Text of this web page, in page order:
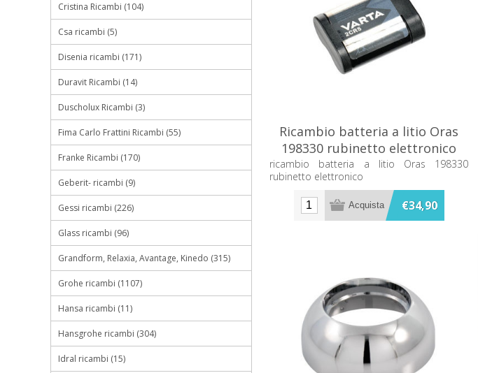
Ricambio batteria a litio Oras
198330 rubinetto elettronico
ricambio batteria a litio Oras 198330
rubinetto elettronico
€34,90
Cristina Ricambi (104)
Csa ricambi (5)
Disenia ricambi (171)
Duravit Ricambi (14)
Duscholux Ricambi (3)
Fima Carlo Frattini Ricambi (55)
Franke Ricambi (170)
Geberit- ricambi (9)
Gessi ricambi (226)
Glass ricambi (96)
Grandform, Relaxia, Avantage, Kinedo (315)
Grohe ricambi (1107)
Hansa ricambi (11)
Hansgrohe ricambi (304)
Idral ricambi (15)